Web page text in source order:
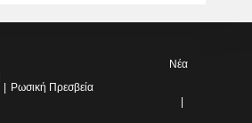
Νέα
Ρωσική Πρεσβεία